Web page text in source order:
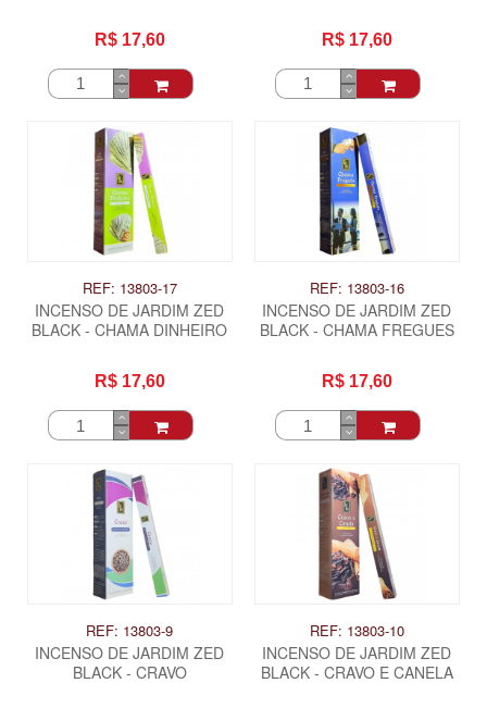
R$ 17,60 R$ 17,60
REF: 13803-17
INCENSO DE JARDIM ZED
BLACK - CHAMA DINHEIRO
R$ 17,60
REF: 13803-16
INCENSO DE JARDIM ZED
BLACK - CHAMA FREGUES
R$ 17,60
REF: 13803-9
INCENSO DE JARDIM ZED
BLACK - CRAVO
REF: 13803-10
INCENSO DE JARDIM ZED
BLACK - CRAVO E CANELA